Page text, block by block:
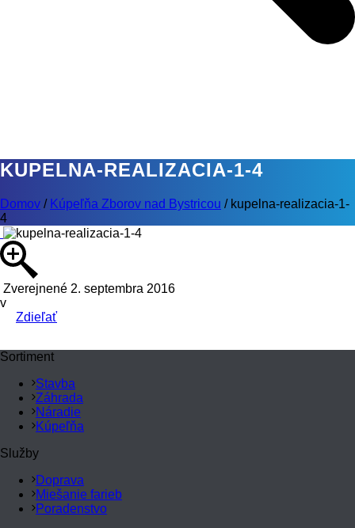
KUPELNA-REALIZACIA-1-4
Domov / Kúpeľňa Zborov nad Bystricou / kupelna-realizacia-1-
4
Zverejnené 2. septembra 2016
v
Zdieľať
Sortiment
Stavba
Záhrada
Náradie
Kúpeľňa
Služby
Doprava
Miešanie farieb
Poradenstvo